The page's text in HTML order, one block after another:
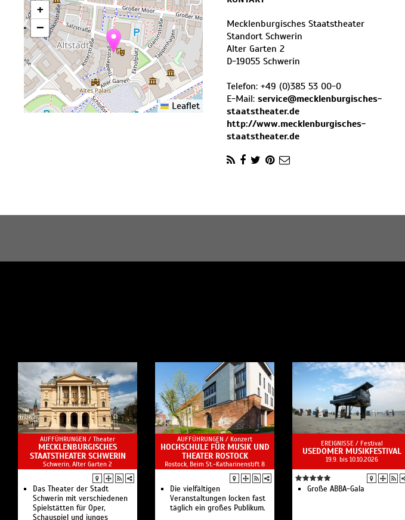
+
−
Leaflet
Mecklenburgisches Staatstheater
Standort Schwerin
Alter Garten 2
D-19055 Schwerin
Telefon: +49 (0)385 53 00-0
E-Mail: service@mecklenburgisches-
staatstheater.de
http://www.mecklenburgisches-
staatstheater.de
AUFFÜHRUNGEN / Theater
MECKLENBURGISCHES
STAATSTHEATER SCHWERIN
Schwerin, Alter Garten 2
Das Theater der Stadt
Schwerin mit verschiedenen
Spielstätten für Oper,
Schauspiel und junges
AUFFÜHRUNGEN / Konzert
HOCHSCHULE FÜR MUSIK UND
THEATER ROSTOCK
Rostock, Beim St.-Katharinenstift 8
Die vielfältigen
Veranstaltungen locken fast
täglich ein großes Publikum.
EREIGNISSE / Festival
USEDOMER MUSIKFESTIVAL
19.9. bis 10.10.2026
Große ABBA-Gala